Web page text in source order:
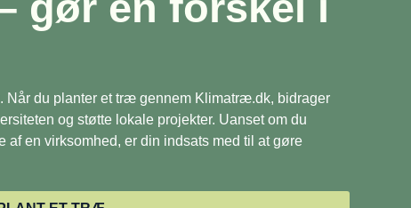
Når du planter et træ gennem Klimatræ.dk, bidrager
og støtte lokale projekter. Uanset om du
af en virksomhed, er din indsats med til at gøre